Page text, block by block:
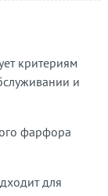
критериям
и
фарфора
для